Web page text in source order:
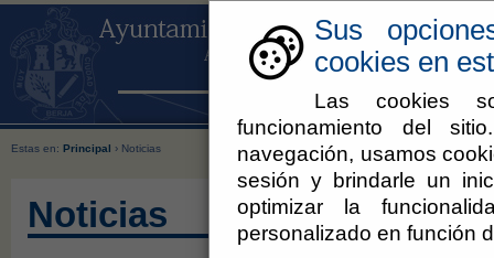
Sus
cookies en
Las cookies
funcionamiento del
navegación, usamos
sesión y brindarle un
optimizar la
personalizado en función
Estas en: Principal › Noticias
Noticias